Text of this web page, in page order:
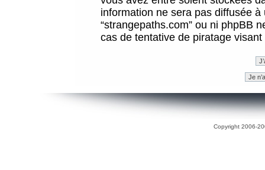
information ne sera pas diffusée
“strangepaths.com” ou ni phpBB
cas de tentative de piratage
Copyright 2006-